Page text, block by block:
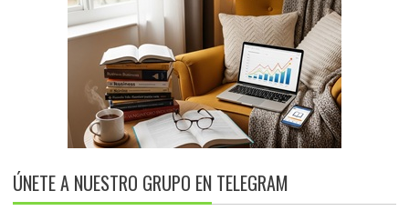
ÚNETE A NUESTRO GRUPO EN TELEGRAM